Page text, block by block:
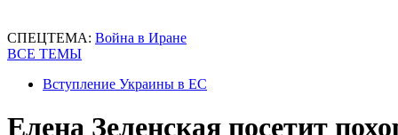
СПЕЦТЕМА: Война в Иране
ВСЕ ТЕМЫ
Вступление Украины в ЕС
Елена Зеленская посетит